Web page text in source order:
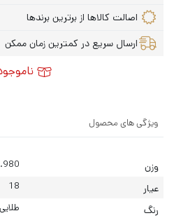
اصالت کالاها از برترین برندها
ارسال سریع در کمترین زمان ممکن
ناموجود
ویژگی های محصول
وزن 0.980 گرم
عیار 18
رنگ طلایی